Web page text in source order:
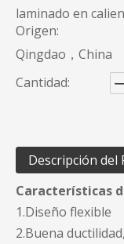
laminado en
Origen:
Qingdao，China
Cantidad:
Descripción del
Características
1.Diseño flexible
2.Buena